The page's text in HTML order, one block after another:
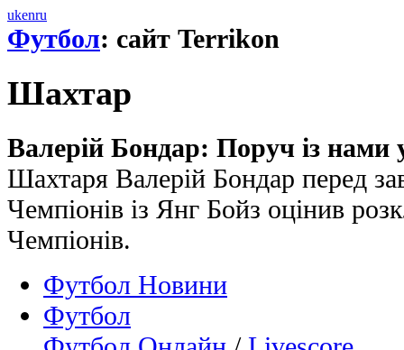
ukenru
Футбол: сайт Terrikon
Шахтар
Валерій Бондар: Поруч із нами
Шахтаря Валерій Бондар перед
Чемпіонів із Янг Бойз оцінив
Чемпіонів.
Футбол Новини
Футбол